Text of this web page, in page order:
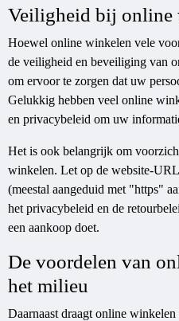
Veiligheid bij online
Hoewel online winkelen vele
de veiligheid en beveiliging van
om ervoor te zorgen dat uw
Gelukkig hebben veel online
en privacybeleid om uw
Het is ook belangrijk om
winkelen. Let op de website-
(meestal aangeduid met "https"
het privacybeleid en de
een aankoop doet.
De voordelen van
het milieu
Daarnaast draagt online